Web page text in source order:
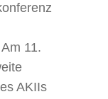
11.
AKIIs